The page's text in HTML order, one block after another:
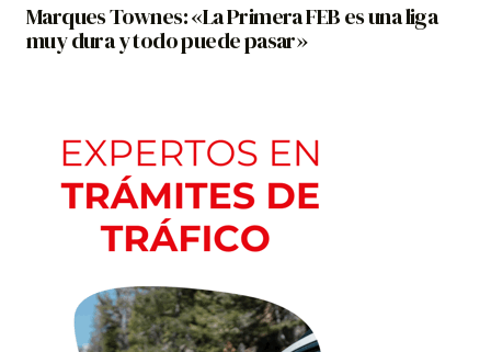
Marques Townes: «La Primera FEB es una liga
muy dura y todo puede pasar»